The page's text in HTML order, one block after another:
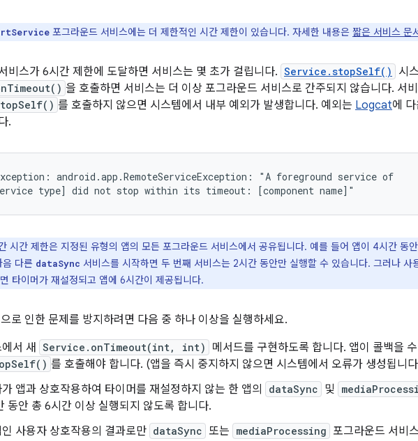
포그라운드 서비스에는 더 제한적인 시간 제한이 있습니다. 자세한 내용은 짧은 서비스 문
비스가 6시간 제한에 도달하면 서비스는 몇 초가 걸립니다. Service.stopSelf() 시
을 호출하면 서비스는 더 이상 포그라운드 서비스로 간주되지 않습니다. 서
를 호출하지 않으면 시스템에서 내부 예외가 발생합니다. 예외는 Logcat에
.
android.app.RemoteServiceException: "A foreground service of
시간 제한은 지정된 유형의 앱의 모든 포그라운드 서비스에서 공유됩니다. 예를 들어 앱이 4시간 동안
음 다른 dataSync 서비스를 시작하면 두 번째 서비스는 2시간 동안만 실행할 수 있습니다. 그러나 사
타이머가 재설정되고 앱에 6시간이 제공됩니다.
로 인한 문제를 방지하려면 다음 중 하나 이상을 실행하세요.
서 새
Service.onTimeout(int, int)
메서드를 구현하도록 합니다. 앱이 콜백을
를 호출해야 합니다. (앱을 즉시 중지하지 않으면 시스템에서 오류가 생성됩니
앱과 상호작용하여 타이머를 재설정하지 않는 한 앱의
dataSync 및
동안 총 6시간 이상 실행되지 않도록 합니다.
사용자 상호작용의 결과로만 dataSync 또는 mediaProcessing 포그라운드 서비